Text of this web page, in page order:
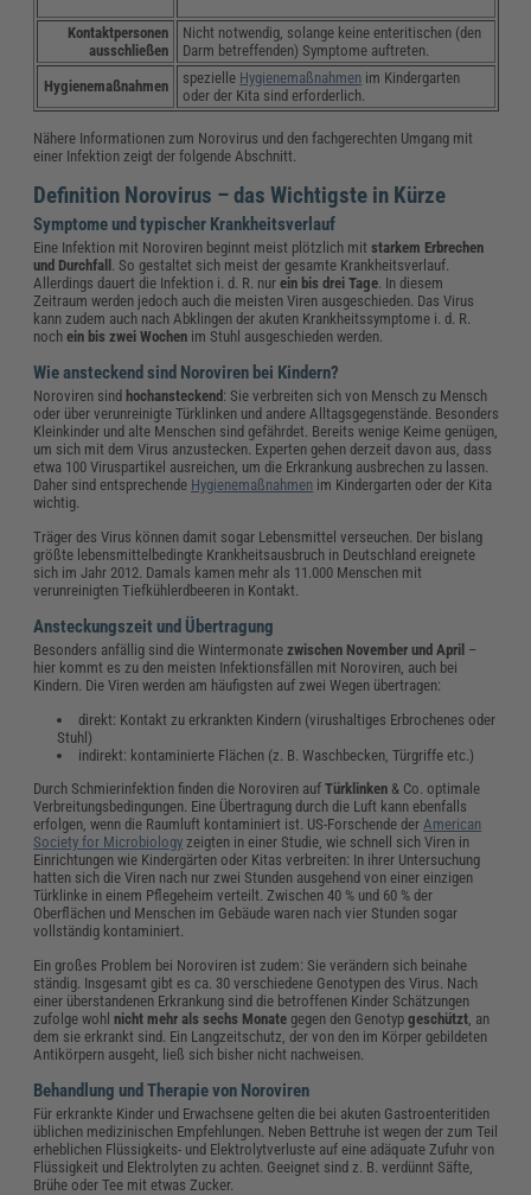
Kontaktpersonen
ausschließen
Nicht notwendig, solange keine enteritischen (den
Darm betreffenden) Symptome auftreten.
Hygienemaßnahmen
spezielle Hygienemaßnahmen im Kindergarten
oder der Kita sind erforderlich.
Nähere Informationen zum Norovirus und den fachgerechten Umgang mit
einer Infektion zeigt der folgende Abschnitt.
Definition Norovirus – das Wichtigste in Kürze
Symptome und typischer Krankheitsverlauf
Eine Infektion mit Noroviren beginnt meist plötzlich mitstarkem Erbrechen
und Durchfall . So gestaltet sich meist der gesamte Krankheitsverlauf.
Allerdings dauert die Infektion i. d. R. nurein bis drei Tage. In diesem
Zeitraum werden jedoch auch die meisten Viren ausgeschieden. Das Virus
kann zudem auch nach Abklingen der akuten Krankheitssymptome i. d. R.
nochein bis zwei Wochen im Stuhl ausgeschieden werden.
Wie ansteckend sind Noroviren bei Kindern?
Noroviren sind hochansteckend : Sie verbreiten sich von Mensch zu Mensch
oder über verunreinigte Türklinken und andere Alltagsgegenstände. Besonders
Kleinkinder und alte Menschen sind gefährdet. Bereits wenige Keime genügen,
um sich mit dem Virus anzustecken. Experten gehen derzeit davon aus, dass
etwa 100 Viruspartikel ausreichen, um die Erkrankung ausbrechen zu lassen.
Daher sind entsprechende Hygienemaßnahmen im Kindergarten oder der Kita
wichtig.
Träger des Virus können damit sogar Lebensmittel verseuchen. Der bislang
größte lebensmittelbedingte Krankheitsausbruch in Deutschland ereignete
sich im Jahr 2012. Damals kamen mehr als 11.000 Menschen mit
verunreinigten Tiefkühlerdbeeren in Kontakt.
Ansteckungszeit und Übertragung
Besonders anfällig sind die Wintermonatezwischen November und April –
hier kommt es zu den meisten Infektionsfällen mit Noroviren, auch bei
Kindern. Die Viren werden am häufigsten auf zwei Wegen übertragen:
direkt: Kontakt zu erkrankten Kindern (virushaltiges Erbrochenes oder
Stuhl)
indirekt: kontaminierte Flächen (z. B. Waschbecken, Türgriffe etc.)
Durch Schmierinfektion finden die Noroviren aufTürklinken & Co. optimale
Verbreitungsbedingungen. Eine Übertragung durch die Luft kann ebenfalls
erfolgen, wenn die Raumluft kontaminiert ist. US-Forschende der American
Society for Microbiology zeigten in einer Studie, wie schnell sich Viren in
Einrichtungen wie Kindergärten oder Kitas verbreiten: In ihrer Untersuchung
hatten sich die Viren nach nur zwei Stunden ausgehend von einer einzigen
Türklinke in einem Pflegeheim verteilt. Zwischen 40 % und 60 % der
Oberflächen und Menschen im Gebäude waren nach vier Stunden sogar
vollständig kontaminiert.
Ein großes Problem bei Noroviren ist zudem: Sie verändern sich beinahe
ständig. Insgesamt gibt es ca. 30 verschiedene Genotypen des Virus. Nach
einer überstandenen Erkrankung sind die betroffenen Kinder Schätzungen
zufolge wohlnicht mehr als sechs Monate gegen den Genotypgeschützt , an
dem sie erkrankt sind. Ein Langzeitschutz, der von den im Körper gebildeten
Antikörpern ausgeht, ließ sich bisher nicht nachweisen.
Behandlung und Therapie von Noroviren
Für erkrankte Kinder und Erwachsene gelten die bei akuten Gastroenteritiden
üblichen medizinischen Empfehlungen. Neben Bettruhe ist wegen der zum Teil
erheblichen Flüssigkeits- und Elektrolytverluste auf eine adäquate Zufuhr von
Flüssigkeit und Elektrolyten zu achten. Geeignet sind z. B. verdünnt Säfte,
Brühe oder Tee mit etwas Zucker.